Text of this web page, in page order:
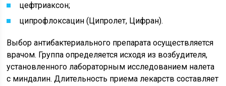
цефтриаксон;
ципрофлоксацин (Ципролет, Цифран).
Выбор антибактериального препарата осуществляется
врачом. Группа определяется исходя из возбудителя,
установленного лабораторным исследованием налета
с миндалин. Длительность приема лекарств составляет